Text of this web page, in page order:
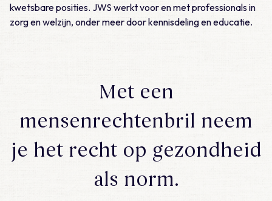
kwetsbare posities. JWS werkt voor en met professionals in
zorg en welzijn, onder meer door kennisdeling en educatie.
Met een
mensenrechtenbril neem
je het recht op gezondheid
als norm.